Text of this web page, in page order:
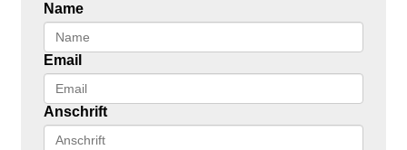
Name
Email
Anschrift